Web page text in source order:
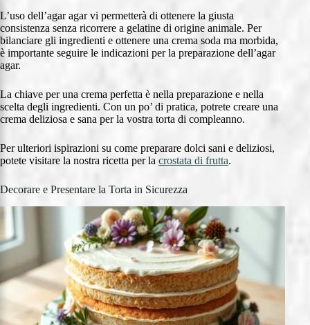
L’uso dell’agar agar vi permetterà di ottenere la giusta
consistenza senza ricorrere a gelatine di origine animale. Per
bilanciare gli ingredienti e ottenere una crema soda ma morbida,
è importante seguire le indicazioni per la preparazione dell’agar
agar.
La chiave per una crema perfetta è nella preparazione e nella
scelta degli ingredienti. Con un po’ di pratica, potrete creare una
crema deliziosa e sana per la vostra torta di compleanno.
Per ulteriori ispirazioni su come preparare dolci sani e deliziosi,
potete visitare la nostra ricetta per la crostata di frutta.
Decorare e Presentare la Torta in Sicurezza